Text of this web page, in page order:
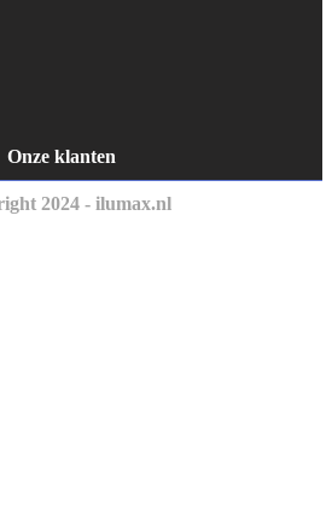
Onze klanten
2024 - ilumax.nl